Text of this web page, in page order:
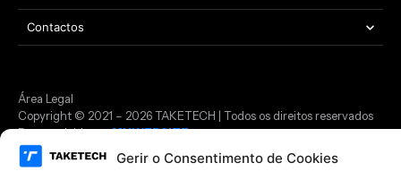
Gerir o Consentimento de Cookies
Contactos
Copyright © 2021 – 2026 TAKETECH | Todos os direitos reservados
Desenvolvido porMYWEBSITE
Área Legal